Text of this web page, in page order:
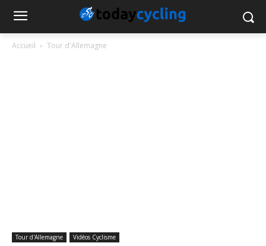
Accueil Tour d'Allemagne
Tour d'Allemagne Vidéos Cyclisme